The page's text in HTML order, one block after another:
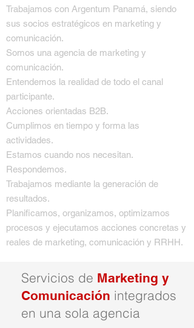
Trabajamos con Argentum Panamá, siendo
sus socios estratégicos en marketing y
comunicación.
Somos una agencia de marketing y
comunicación.
Entendemos la realidad de todo el canal
participante.
Acciones orientadas B2B.
Cumplimos en tiempo y forma las
actividades.
Estamos cuando nos necesitan.
Respondemos.
Trabajamos mediante la generación de
resultados.
Planificamos, organizamos, optimizamos
procesos y ejecutamos acciones concretas y
reales de marketing, comunicación y RRHH.
Servicios de Marketing y
Comunicación integrados
en una sola agencia